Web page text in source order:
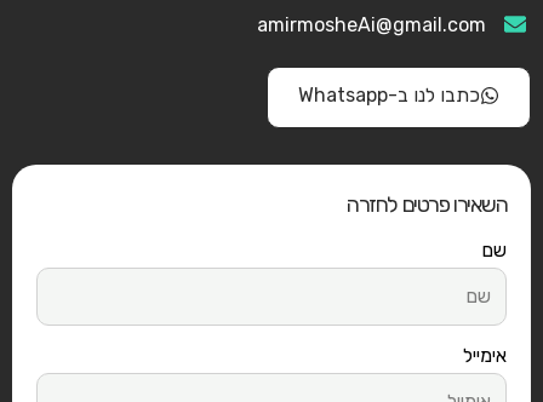
amirmosheAi@gmail.com
כתבו לנו ב-Whatsapp
השאירו פרטים לחזרה
שם
אימייל